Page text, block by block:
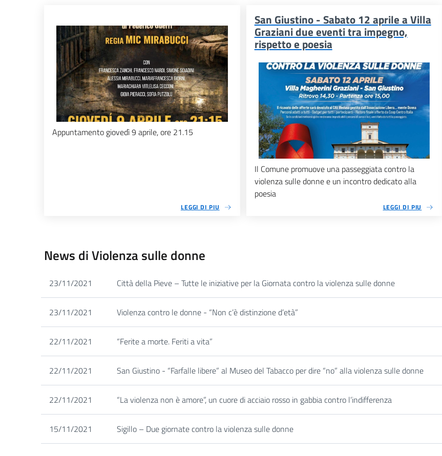
Appuntamento giovedì 9 aprile, ore 21.15
LEGGI DI PIU
San Giustino - Sabato 12 aprile a Villa
Graziani due eventi tra impegno,
rispetto e poesia
Il Comune promuove una passeggiata contro la
violenza sulle donne e un incontro dedicato alla
poesia
LEGGI DI PIU
News di Violenza sulle donne
23/11/2021 Città della Pieve – Tutte le iniziative per la Giornata contro la violenza sulle donne
23/11/2021 Violenza contro le donne - “Non c’è distinzione d’età”
22/11/2021 “Ferite a morte. Feriti a vita”
22/11/2021 San Giustino - “Farfalle libere” al Museo del Tabacco per dire “no” alla violenza sulle donne
22/11/2021 “La violenza non è amore”, un cuore di acciaio rosso in gabbia contro l’indifferenza
15/11/2021 Sigillo – Due giornate contro la violenza sulle donne